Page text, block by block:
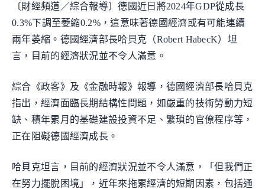
〔財經頻道／綜合報導〕德國近日將2024年GDP從成長
0.3%下調至萎縮0.2%，這意味著德國經濟或有可能連續
兩年萎縮。德國經濟部長哈貝克（Robert HabecK）坦
言，目前的經濟狀況並不令人滿意。
綜合《政客》及《金融時報》報導，德國經濟部長哈貝克
指出，經濟面臨長期結構性問題，如嚴重的技術勞動力短
缺、積年累月的基礎建設投資不足、繁瑣的官僚程序等，
正在阻礙德國經濟成長。
哈貝克坦言，目前的經濟狀況並不令人滿意，「但我們正
在努力擺脫困境」，近年來拖累經濟的短期因素，包括通